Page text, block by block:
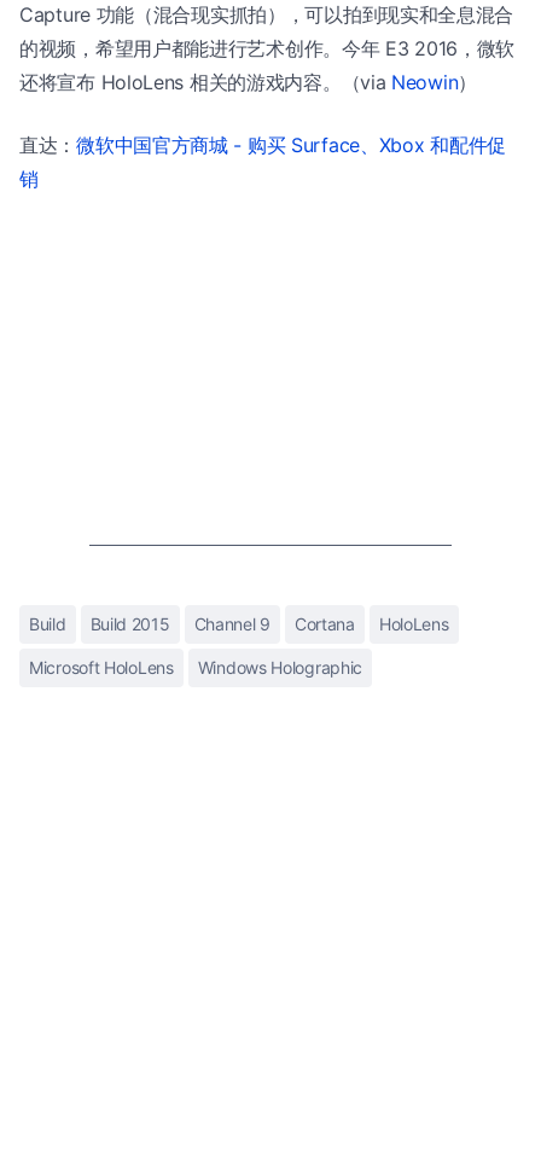
Capture 功能（混合现实抓拍），可以拍到现实和全息混合
的视频，希望用户都能进行艺术创作。今年 E3 2016，微软
还将宣布 HoloLens 相关的游戏内容。（via Neowin）
直达：微软中国官方商城 - 购买 Surface、Xbox 和配件促
销
Build Build 2015 Channel 9 Cortana HoloLens
Microsoft HoloLens Windows Holographic